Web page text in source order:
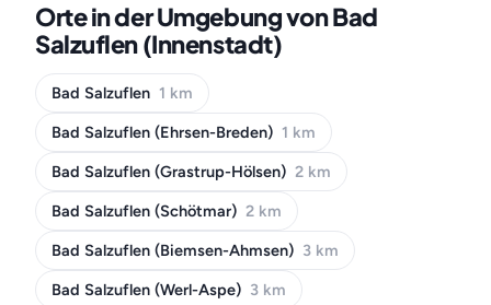
Orte in der Umgebung von Bad
Salzuflen (Innenstadt)
Bad Salzuflen 1 km
Bad Salzuflen (Ehrsen-Breden) 1 km
Bad Salzuflen (Grastrup-Hölsen) 2 km
Bad Salzuflen (Schötmar) 2 km
Bad Salzuflen (Biemsen-Ahmsen) 3 km
Bad Salzuflen (Werl-Aspe) 3 km